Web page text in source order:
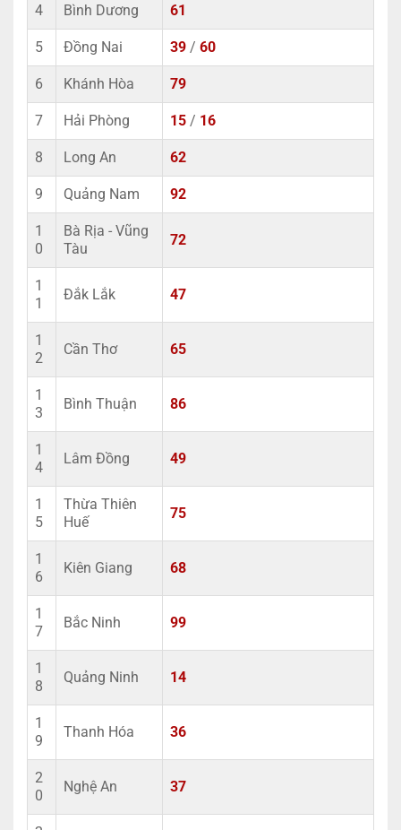
4 Bình Dương 61
5 Đồng Nai 39 / 60
6 Khánh Hòa 79
7 Hải Phòng 15 / 16
8 Long An 62
9 Quảng Nam 92
1
0
Bà Rịa - Vũng
Tàu
72
1
1
Đắk Lắk 47
1
2
Cần Thơ 65
1
3
Bình Thuận 86
1
4
Lâm Đồng 49
1
5
Thừa Thiên
Huế
75
1
6
Kiên Giang 68
1
7
Bắc Ninh 99
1
8
Quảng Ninh 14
1
9
Thanh Hóa 36
2
0
Nghệ An 37